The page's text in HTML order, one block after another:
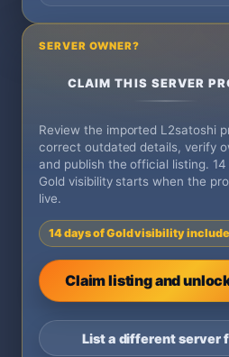
SERVER OWNER?
CLAIM THIS SERVER
Review the imported L2satoshi
correct outdated details, verify
and publish the official listing.
Gold visibility starts when the
live.
14 days of Gold visibility
Claim listing and
List a different server